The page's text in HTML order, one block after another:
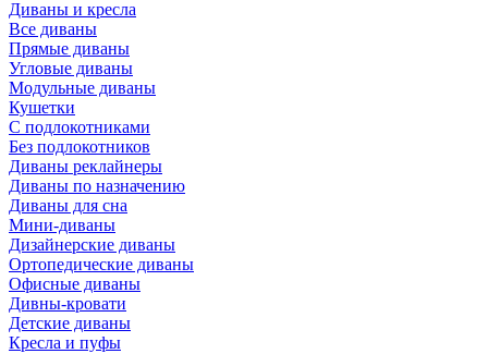
Диваны и кресла
Все диваны
Прямые диваны
Угловые диваны
Модульные диваны
Кушетки
С подлокотниками
Без подлокотников
Диваны реклайнеры
Диваны по назначению
Диваны для сна
Мини-диваны
Дизайнерские диваны
Ортопедические диваны
Офисные диваны
Дивны-кровати
Детские диваны
Кресла и пуфы